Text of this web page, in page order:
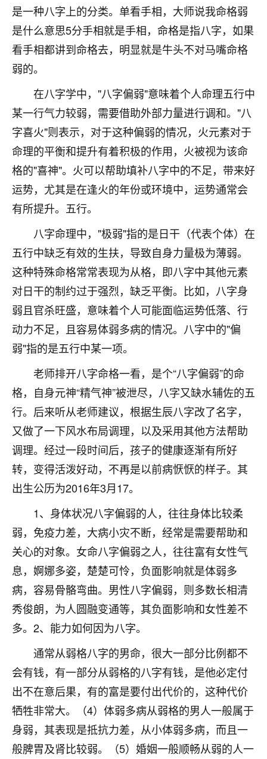
是一种八字上的分类。单看手相，大师说我命格弱
是什么意思5分手相就是手相，命格是指八字，如果
看手相都讲到命格去，明显就是牛头不对马嘴命格
弱的。
在八字学中，"八字偏弱"意味着个人命理五行中
某一行气力较弱，需要借助外部力量进行调和。"八
字喜火"则表示，对于这种偏弱的情况，火元素对于
命理的平衡和提升有着积极的作用，火被视为该命
格的"喜神"。火可以帮助填补八字中的不足，带来好
运势，尤其是在逢火的年份或环境中，运势通常会
有所提升。五行。
八字命理中，"极弱"指的是日干（代表个体）在
五行中缺乏有效的生扶，导致自身力量极为薄弱。
这种特殊命格常常表现为从格，即八字中其他元素
对日干的制约过于强烈，缺乏平衡。比如，八字身
弱且官杀旺盛，意味着个人可能面临运势低落、行
动力不足，且容易体弱多病的情况。八字中的"偏
弱"指的是五行中某一项。
老师排开八字命格一看，是个“八字偏弱”的命
格，自身元神“精气神”被泄尽，八字又缺水辅佐的五
行。后来听从老师建议，根据生辰八字改了名字，
又做了一下风水布局调理，以及采用其他方法帮助
调理。经过一段时间后，孩子的健康逐渐有所好
转，变得活泼好动，不再是以前病恹恹的样子。其
出生公历为2016年3月17。
1、身体状况八字偏弱的人，往往身体比较柔
弱，免疫力差，大病小灾不断，经常是需要帮助和
关心的对象。女命八字偏弱之人，往往富有女性气
息，婀娜多姿，楚楚可怜，负面影响就是体弱多
病，容易骨骼弯曲。男性八字偏弱，则多数长相清
秀俊朗，为人圆融变通等，其负面影响和女性差不
多。2、能力如何因为八字。
通常从弱格八字的男命，很大一部分比例都不
会有钱，有一部分从弱格的八字有钱，是他必定付
出不在意后果，有的富是要付出代价的，这种代价
牺牲非常大。（4）体弱多病从弱格的男人一般属于
身弱，其表现是抵抗力差，从小体弱多病，而且一
般脾胃及肾比较弱。（5）婚姻一般顺畅从弱的人一
梦醒时分
我女儿高二叛逆，大半年不上学，一说她就要死要活
的，把我们两口子愁的不行，朋友给我推荐的慧来老
做完，我女儿跟变了个人一样，不期望她能考多好的
大学，只要能安安稳稳的把书读了，身体心理都健健
康康的我就很知足了！
鹿森：可怜天下父母心啊！
3小时前 来自河北 16
付深
我是公司人事调整，有升迁机会，但同时竞争的我们
三个，找老师的时候是抱着侥幸心理，没想到老师看
着我晋升有望，我半信半疑的按照老师建议，做了化
太岁还有一个发钱粮，本来年前的人事调整，拖到年
后，我以为都没戏了，结果开年一上班，开会提拔升
职第一个就是我，职务无所谓，主要是底薪加了
3000，非常开心，无论如何，感恩感谢！🙏🏻
鹿森：恭喜升职加薪！！，请客吗？�
12小时前 来自北京 32
心心相印
我身体不太好，总是病病殃殃的，去检查又没什么大
问题，反正就是不舒服。中医西医看遍了，找不到问
题，后来无意中看到有人推荐慧来老师，跟老师聊过
之后，心情豁然开朗，也听老师建议，处理了一些因
果问题。今年以来，身体比以前好多，主要是心情好
了，老师说境随心转，现在深有体会了。
鹿森
：是的，其实跟老师聊过之后，最大的感
触，首先就是心态会变好，万般皆是命，半点
不由人！
1天前 来自四川 9
金白水清
我也想找老师看看，有没有人给个联系方式的啊？
鹿森：慧来老师微信：gjsy0624
1天前 来自江西
青春168
我也想要，我也想要！
2天前 来自山西 15
Jessica李
老师做不做超度法事？我想给我奶奶做超度，她今年
刚去世了。